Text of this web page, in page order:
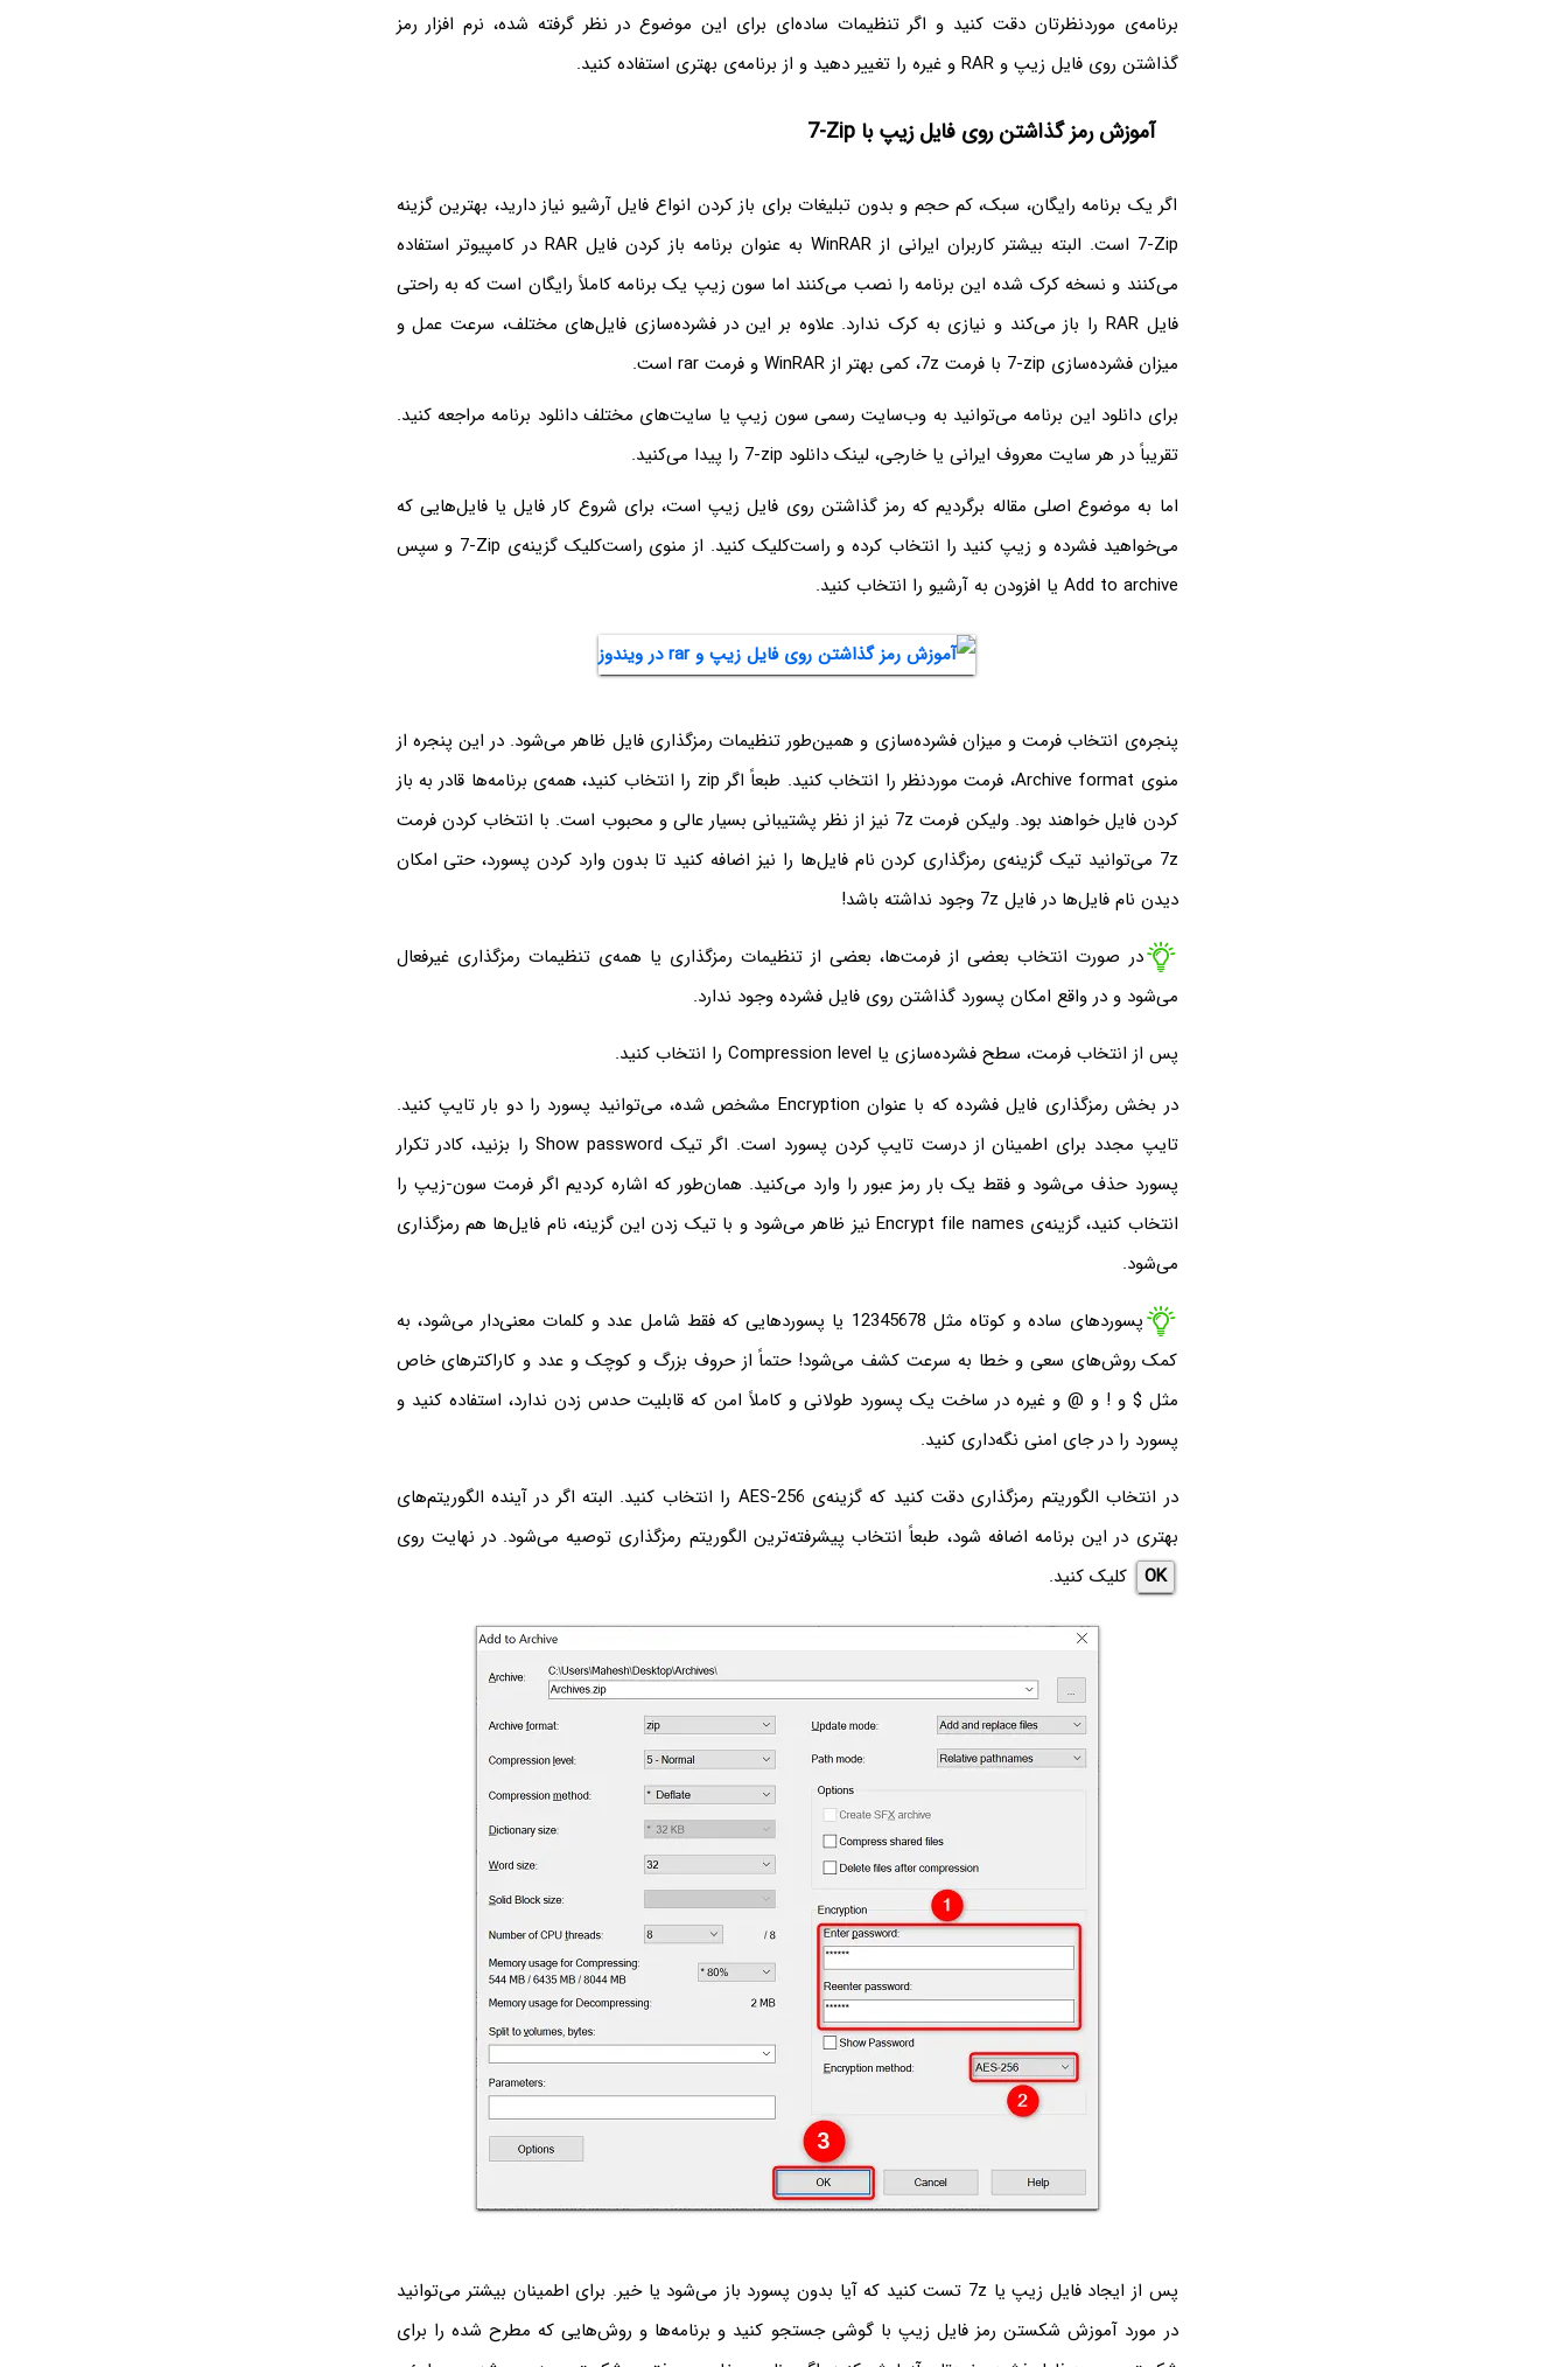
برنامه‌ی موردنظرتان دقت کنید و اگر تنظیمات ساده‌ای برای این موضوع در نظر گرفته شده، نرم افزار رمز
گذاشتن روی فایل زیپ و RAR و غیره را تغییر دهید و از برنامه‌ی بهتری استفاده کنید.
آموزش رمز گذاشتن روی فایل زیپ با7-Zip
اگر یک برنامه رایگان، سبک، کم حجم و بدون تبلیغات برای باز کردن انواع فایل آرشیو نیاز دارید، بهترین گزینه
7-Zip
است. البته بیشتر کاربران ایرانی از WinRAR به عنوان برنامه باز کردن فایل RAR در کامپیوتر استفاده
می‌کنند و نسخه کرک شده این برنامه را نصب می‌کنند اما سون زیپ یک برنامه کاملاً رایگان است که به راحتی
فایل RAR را باز می‌کند و نیازی به کرک ندارد. علاوه بر این در فشرده‌سازی فایل‌های مختلف، سرعت عمل و
میزان فشرده‌سازی 7-zip با فرمت 7z، کمی بهتر از WinRAR و فرمت rar است.
برای دانلود این برنامه می‌توانید به وب‌سایت رسمی سون زیپ یا سایت‌های مختلف دانلود برنامه مراجعه کنید.
تقریباً در هر سایت معروف ایرانی یا خارجی، لینک دانلود 7-zip را پیدا می‌کنید.
اما به موضوع اصلی مقاله برگردیم که رمز گذاشتن روی فایل زیپ است، برای شروع کار فایل یا فایل‌هایی که
می‌خواهید فشرده و زیپ کنید را انتخاب کرده و راست‌کلیک کنید. از منوی راست‌کلیک گزینه‌ی 7-Zip و سپس
Add to archive یا افزودن به آرشیو را انتخاب کنید.
پنجره‌ی انتخاب فرمت و میزان فشرده‌سازی و همین‌طور تنظیمات رمزگذاری فایل ظاهر می‌شود. در این پنجره از
منوی Archive format، فرمت موردنظر را انتخاب کنید. طبعاً اگر zip را انتخاب کنید، همه‌ی برنامه‌ها قادر به باز
کردن فایل خواهند بود. ولیکن فرمت 7z نیز از نظر پشتیبانی بسیار عالی و محبوب است. با انتخاب کردن فرمت
7z می‌توانید تیک گزینه‌ی رمزگذاری کردن نام فایل‌ها را نیز اضافه کنید تا بدون وارد کردن پسورد، حتی امکان
دیدن نام فایل‌ها در فایل 7z وجود نداشته باشد!
در صورت انتخاب بعضی از فرمت‌ها، بعضی از تنظیمات رمزگذاری یا همه‌ی تنظیمات رمزگذاری غیرفعال
می‌شود و در واقع امکان پسورد گذاشتن روی فایل فشرده وجود ندارد.
پس از انتخاب فرمت، سطح فشرده‌سازی یا Compression level را انتخاب کنید.
در بخش رمزگذاری فایل فشرده که با عنوان Encryption مشخص شده، می‌توانید پسورد را دو بار تایپ کنید.
تایپ مجدد برای اطمینان از درست تایپ کردن پسورد است. اگر تیک Show password را بزنید، کادر تکرار
پسورد حذف می‌شود و فقط یک بار رمز عبور را وارد می‌کنید. همان‌طور که اشاره کردیم اگر فرمت سون-زیپ را
انتخاب کنید، گزینه‌ی Encrypt file names نیز ظاهر می‌شود و با تیک زدن این گزینه، نام فایل‌ها هم رمزگذاری
می‌شود.
پسوردهای ساده و کوتاه مثل 12345678 یا پسوردهایی که فقط شامل عدد و کلمات معنی‌دار می‌شود، به
کمک روش‌های سعی و خطا به سرعت کشف می‌شود! حتماً از حروف بزرگ و کوچک و عدد و کاراکترهای خاص
مثل $ و ! و @ و غیره در ساخت یک پسورد طولانی و کاملاً امن که قابلیت حدس زدن ندارد، استفاده کنید و
پسورد را در جای امنی نگه‌داری کنید.
در انتخاب الگوریتم رمزگذاری دقت کنید که گزینه‌ی AES-256 را انتخاب کنید. البته اگر در آینده الگوریتم‌های
بهتری در این برنامه اضافه شود، طبعاً انتخاب پیشرفته‌ترین الگوریتم رمزگذاری توصیه می‌شود. در نهایت روی
OK
کلیک کنید.
پس از ایجاد فایل زیپ یا 7z تست کنید که آیا بدون پسورد باز می‌شود یا خیر. برای اطمینان بیشتر می‌توانید
در مورد آموزش شکستن رمز فایل زیپ با گوشی جستجو کنید و برنامه‌ها و روش‌هایی که مطرح شده را برای